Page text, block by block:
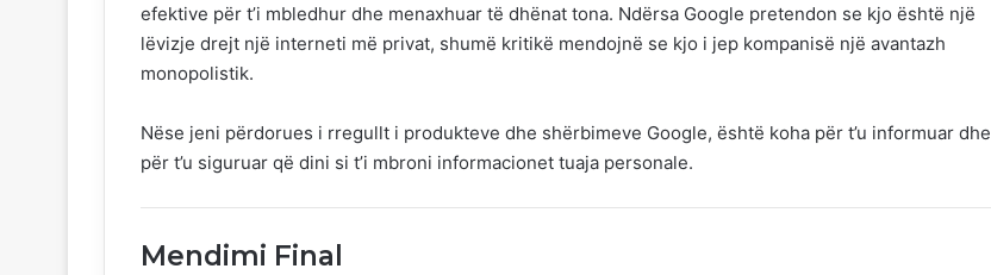
efektive për t’i mbledhur dhe menaxhuar të dhënat tona. Ndërsa Google pretendon se kjo është një
lëvizje drejt një interneti më privat, shumë kritikë mendojnë se kjo i jep kompanisë një avantazh
monopolistik.
Nëse jeni përdorues i rregullt i produkteve dhe shërbimeve Google, është koha për t’u informuar dhe
për t’u siguruar që dini si t’i mbroni informacionet tuaja personale.
Mendimi Final